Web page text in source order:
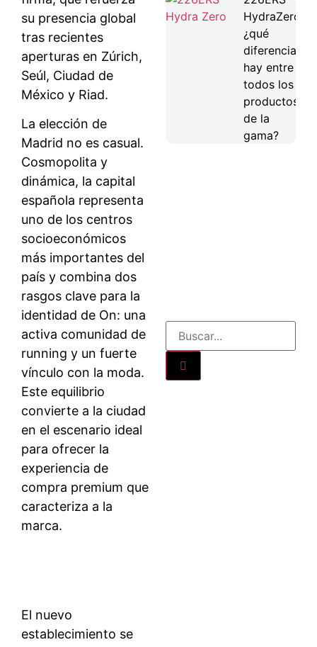
su presencia global
tras recientes
aperturas en Zúrich,
Seúl, Ciudad de
México y Riad.
La elección de
Madrid no es casual.
Cosmopolita y
dinámica, la capital
española representa
uno de los centros
socioeconómicos
más importantes del
país y combina dos
rasgos clave para la
identidad de On: una
activa comunidad de
running y un fuerte
vínculo con la moda.
Este equilibrio
convierte a la ciudad
en el escenario ideal
para ofrecer la
experiencia de
compra premium que
caracteriza a la
marca.
El nuevo
establecimiento se
HydraZero:
¿qué
diferencias
hay entre
todos los
productos
de la
gama?